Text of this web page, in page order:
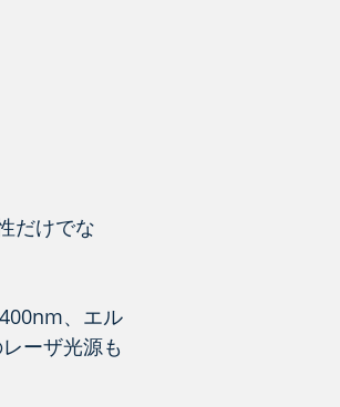
だけでな
、エル
ーザ光源も